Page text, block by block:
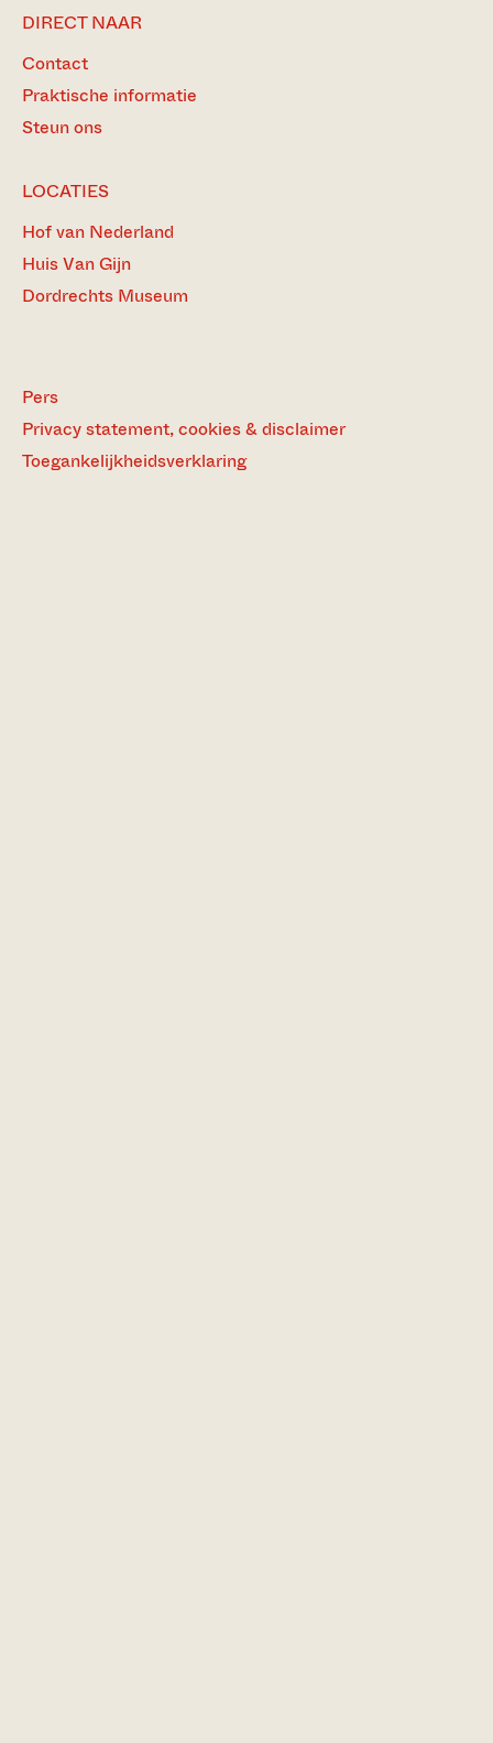
DIRECT NAAR
Contact
Praktische informatie
Steun ons
LOCATIES
Hof van Nederland
Huis Van Gijn
Dordrechts Museum
Pers
Privacy statement, cookies & disclaimer
Toegankelijkheidsverklaring